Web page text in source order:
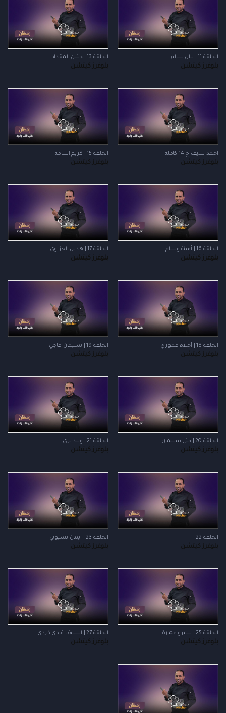
الحلقة 11 | ليان سالم
بلوغرز كيتشن
الحلقة 13 | حنين المقداد
بلوغرز كيتشن
احمد سيف ح 14 كاملة
بلوغرز كيتشن
الحلقة 15 | كريم اسامة
بلوغرز كيتشن
الحلقة 16 | أمينة وسام
بلوغرز كيتشن
الحلقة 17 | هديل العزاوي
بلوغرز كيتشن
الحلقة 18 | أحلام عموري
بلوغرز كيتشن
الحلقة 19 | سليمان عاجي
بلوغرز كيتشن
الحلقة 20 | منى سليمان
بلوغرز كيتشن
الحلقة 21 | وليد يري
بلوغرز كيتشن
الحلقة 22
بلوغرز كيتشن
الحلقة 23 | ايمان بسيوني
بلوغرز كيتشن
الحلقة 25 | شيرو عمارة
بلوغرز كيتشن
الحلقة 27 | الشيف فادي كردي
بلوغرز كيتشن